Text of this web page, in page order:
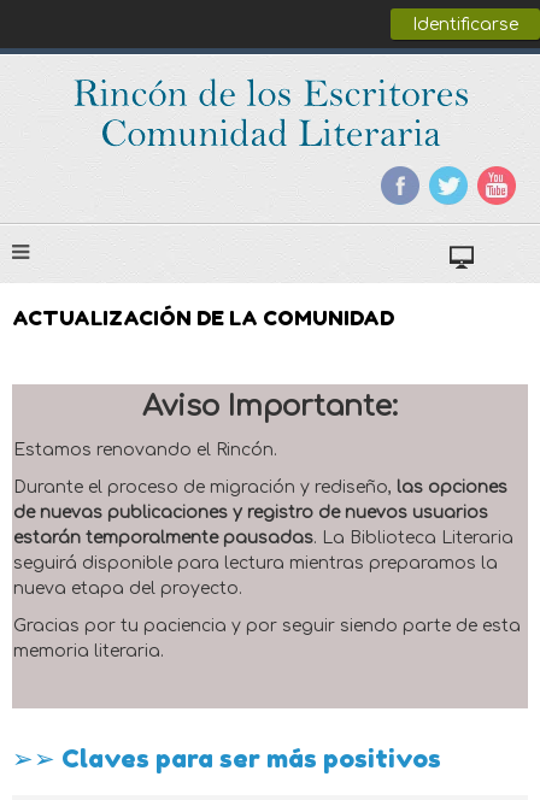
Identificarse
ACTUALIZACIÓN DE LA COMUNIDAD
Aviso Importante:
Estamos renovando el Rincón.
Durante el proceso de migración y rediseño, las opciones
de nuevas publicaciones y registro de nuevos usuarios
estarán temporalmente pausadas. La Biblioteca Literaria
seguirá disponible para lectura mientras preparamos la
nueva etapa del proyecto.
Gracias por tu paciencia y por seguir siendo parte de esta
memoria literaria.
➢➢ Claves para ser más positivos